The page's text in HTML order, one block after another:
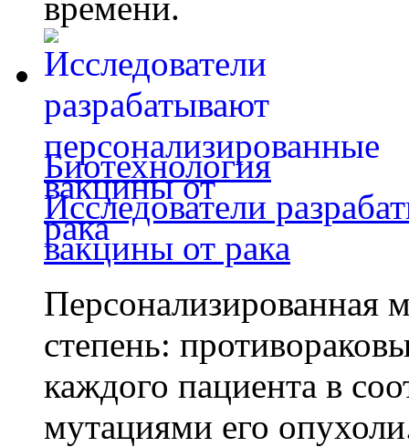
Биотехнология
Исследователи
вакцины от рака
Персонализированная
степень:
каждого пациента в
мутациями его